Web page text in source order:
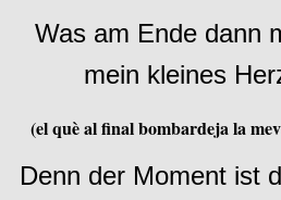
Was am Ende dann
mein kleines
(el què al final bombardeja la
Denn der Moment ist